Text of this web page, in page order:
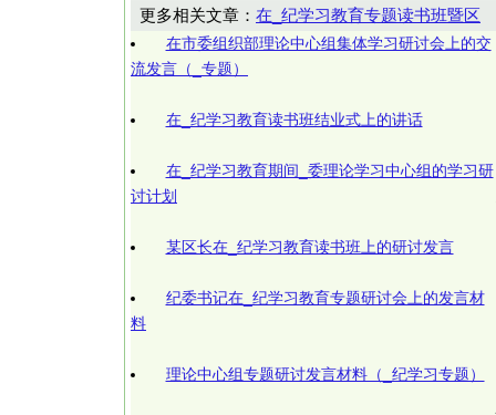
更多相关文章： 在_纪学习教育专题读书班暨区
在市委组织部理论中心组集体学习研讨会上的交
流发言（_专题）
在_纪学习教育读书班结业式上的讲话
在_纪学习教育期间_委理论学习中心组的学习研
讨计划
某区长在_纪学习教育读书班上的研讨发言
纪委书记在_纪学习教育专题研讨会上的发言材
料
理论中心组专题研讨发言材料（_纪学习专题）